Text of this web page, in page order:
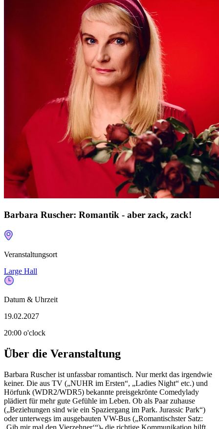
Barbara Ruscher: Romantik - aber zack, zack!
Veranstaltungsort
Large Hall
Datum & Uhrzeit
19.02.2027
20:00 o'clock
Über die Veranstaltung
Barbara Ruscher ist unfassbar romantisch. Nur merkt das irgendwie
keiner. Die aus TV („NUHR im Ersten“, „Ladies Night“ etc.) und
Hörfunk (WDR2/WDR5) bekannte preisgekrönte Comedylady
plädiert für mehr gute Gefühle im Leben. Ob als Paar zuhause
(„Beziehungen sind wie ein Spaziergang im Park. Jurassic Park“)
oder unterwegs im ausgebauten VW-Bus („Romantischster Satz:
‚Gib mir mal den Vierzehner‘“)- die richtige Kommunikation hilft.